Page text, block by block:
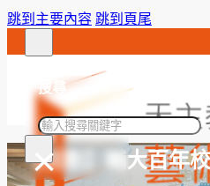
跳到主要內容 跳到頁尾
搜尋
搜
×
【活動】輔大百年